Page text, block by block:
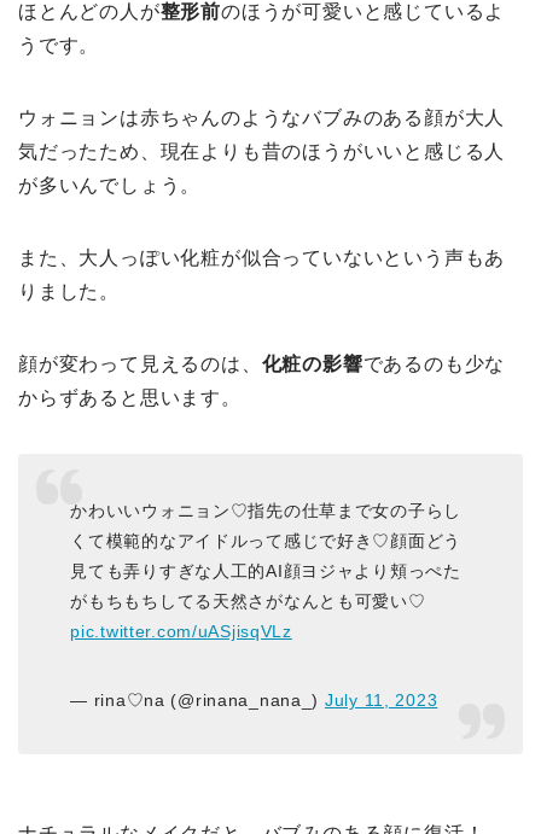
ほとんどの人が整形前のほうが可愛いと感じているよ
うです。
ウォニョンは赤ちゃんのようなバブみのある顔が大人
気だったため、現在よりも昔のほうがいいと感じる人
が多いんでしょう。
また、大人っぽい化粧が似合っていないという声もあ
りました。
顔が変わって見えるのは、 化粧の影響であるのも少な
からずあると思います。
かわいいウォニョン♡指先の仕草まで女の子らし
くて模範的なアイドルって感じで好き♡顔面どう
見ても弄りすぎな人工的AI顔ヨジャより頬っぺた
がもちもちしてる天然さがなんとも可愛い♡
pic.twitter.com/uASjisqVLz
— rina♡na (@rinana_nana_) July 11, 2023